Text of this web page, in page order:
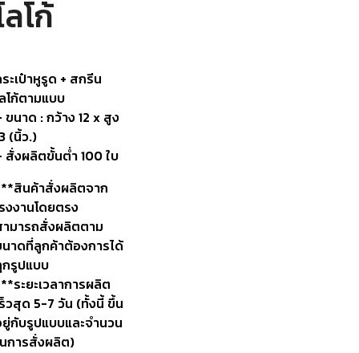
ลโก้
ะเป๋าหูรูด + สกรีน
โก้ตามแบบ
ขนาด : กว้าง 12 x สูง
(นิ้ว.)
สั่งผลิตขั้นต่ำ 100 ใบ
สินค้าสั่งผลิตจาก
งงานโดยตรง
มารถสั่งผลิตตาม
าดที่ลูกค้าต้องการได้
รูปแบบ
ระยะเวลาการผลิต
วสุด 5-7 วัน (ทั้งนี้ ขึ้น
กับรูปแบบและจำนวน
การสั่งผลิต)